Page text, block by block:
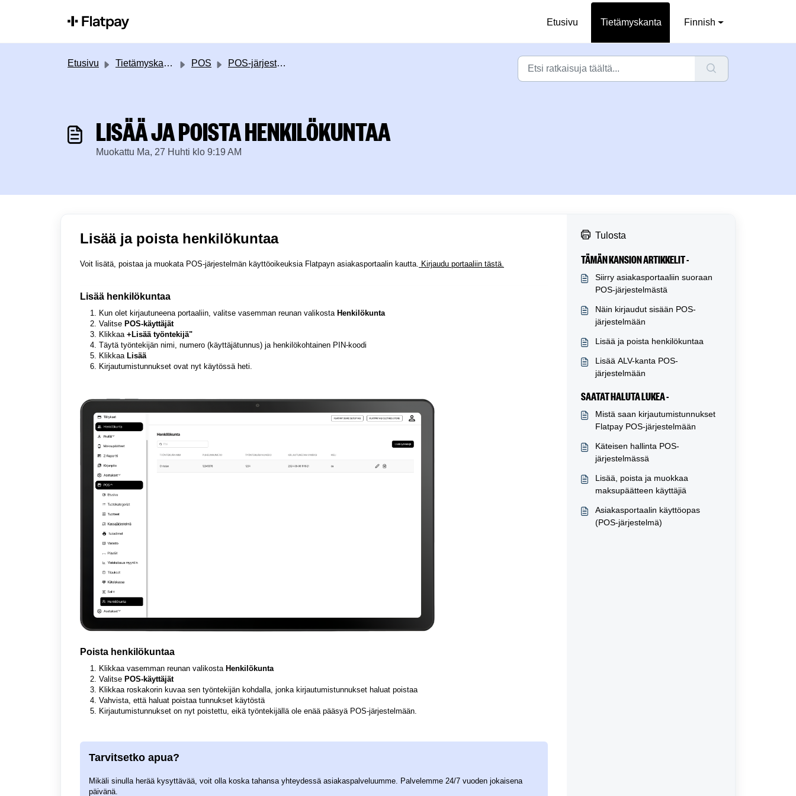
Etusivu
Tietämyskanta Finnish
Etusivu Tietämyskanta POS POS-järjestelmän käyttöohjeet
LISÄÄ JA POISTA HENKILÖKUNTAA
Muokattu Ma, 27 Huhti klo 9:19 AM
Lisää ja poista henkilökuntaa
Voit lisätä, poistaa ja muokata POS-järjestelmän käyttöoikeuksia Flatpayn asiakasportaalin kautta. Kirjaudu portaaliin tästä.
Lisää henkilökuntaa
Kun olet kirjautuneena portaaliin, valitse vasemman reunan valikosta Henkilökunta
Valitse POS-käyttäjät
Klikkaa +Lisää työntekijä"
Täytä työntekijän nimi, numero (käyttäjätunnus) ja henkilökohtainen PIN-koodi
Klikkaa Lisää
Kirjautumistunnukset ovat nyt käytössä heti.
Poista henkilökuntaa
Klikkaa vasemman reunan valikosta Henkilökunta
Valitse POS-käyttäjät
Klikkaa roskakorin kuvaa sen työntekijän kohdalla, jonka kirjautumistunnukset haluat poistaa
Vahvista, että haluat poistaa tunnukset käytöstä
Kirjautumistunnukset on nyt poistettu, eikä työntekijällä ole enää pääsyä POS-järjestelmään.
Tarvitsetko apua?
Mikäli sinulla herää kysyttävää, voit olla koska tahansa yhteydessä asiakaspalveluumme. Palvelemme 24/7 vuoden jokaisena
päivänä.
Tulosta
TÄMÄN KANSION ARTIKKELIT -
Siirry asiakasportaaliin suoraan
POS-järjestelmästä
Näin kirjaudut sisään POS-
järjestelmään
Lisää ja poista henkilökuntaa
Lisää ALV-kanta POS-
järjestelmään
SAATAT HALUTA LUKEA -
Mistä saan kirjautumistunnukset
Flatpay POS-järjestelmään
Käteisen hallinta POS-
järjestelmässä
Lisää, poista ja muokkaa
maksupäätteen käyttäjiä
Asiakasportaalin käyttöopas
(POS-järjestelmä)